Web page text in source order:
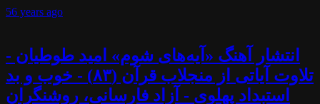
56 years ago
انتشار آهنگ «آیه‌های شوم» امید طوطیان -
تلاوت آیاتی از منجلاب قرآن (۸۳) - خوب و بد
استبداد پهلوی - آزاد فارسانی، روشنگران